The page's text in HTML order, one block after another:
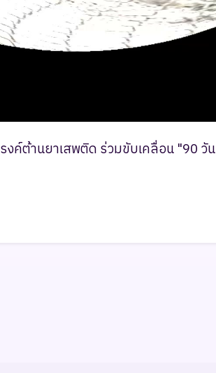
ต้านยาเสพติด ร่วมขับเคลื่อน "90 วัน